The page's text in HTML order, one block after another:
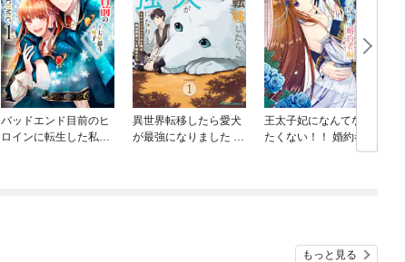
バッドエンド目前のヒ
ロインに転生した私、
異世界転移したら愛犬
が最強になりました ～
王太子妃になんてなり
たくない！！ 婚約者編
もっと見る